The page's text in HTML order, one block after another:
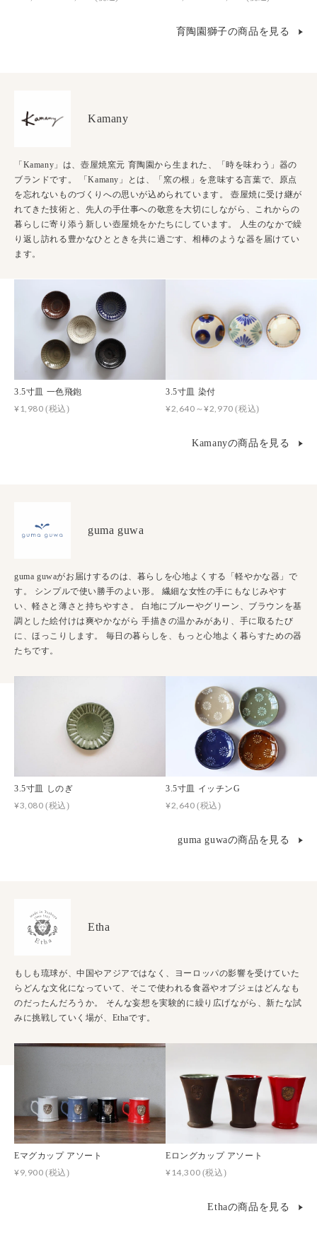
育陶園獅子の商品を見る
Kamany
「Kamany」は、壺屋焼窯元 育陶園から生まれた、「時を味わう」器の
ブランドです。 「Kamany」とは、「窯の根」を意味する言葉で、原点
を忘れないものづくりへの思いが込められています。 壺屋焼に受け継が
れてきた技術と、先人の手仕事への敬意を大切にしながら、これからの
暮らしに寄り添う新しい壺屋焼をかたちにしています。 人生のなかで繰
り返し訪れる豊かなひとときを共に過ごす、相棒のような器を届けてい
ます。
3.5寸皿 一色飛鉋
¥1,980(税込)
3.5寸皿 染付
¥2,640～¥2,970(税込)
Kamanyの商品を見る
guma guwa
guma guwaがお届けするのは、暮らしを心地よくする「軽やかな器」で
す。 シンプルで使い勝手のよい形。 繊細な女性の手にもなじみやす
い、軽さと薄さと持ちやすさ。 白地にブルーやグリーン、ブラウンを基
調とした絵付けは爽やかながら 手描きの温かみがあり、手に取るたび
に、ほっこりします。 毎日の暮らしを、もっと心地よく暮らすための器
たちです。
3.5寸皿 しのぎ
¥3,080(税込)
3.5寸皿 イッチンG
¥2,640(税込)
guma guwaの商品を見る
Etha
もしも琉球が、中国やアジアではなく、ヨーロッパの影響を受けていた
らどんな文化になっていて、そこで使われる食器やオブジェはどんなも
のだったんだろうか。 そんな妄想を実験的に繰り広げながら、新たな試
みに挑戦していく場が、Ethaです。
Eマグカップ アソート
¥9,900(税込)
Eロングカップ アソート
¥14,300 (税込)
Ethaの商品を見る